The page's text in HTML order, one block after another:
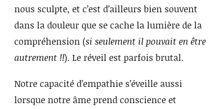
nous sculpte, et c’est d’ailleurs bien souvent
dans la douleur que se cache la lumière de la
compréhension (si seulement il pouvait en être
autrement !!). Le réveil est parfois brutal.
Notre capacité d’empathie s’éveille aussi
lorsque notre âme prend conscience et